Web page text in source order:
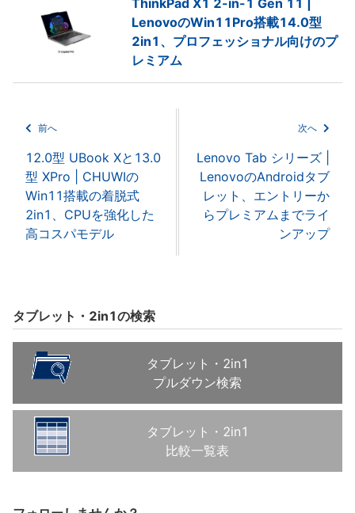
ThinkPad X1 2-in-1 Gen 11 |
LenovoのWin11Pro搭載14.0型
2in1、プロフェッショナル向けのプ
レミアム
前へ
12.0型 UBook Xと13.0
型 XPro | CHUWIの
Win11搭載の着脱式
2in1、CPUを強化した
高コスパモデル
次へ
Lenovo Tab シリーズ |
LenovoのAndroidタブ
レット、エントリーか
らプレミアムまでライ
ンアップ
タブレット・2in1の検索
タブレット・2in1
プルダウン検索
タブレット・2in1
比較一覧表